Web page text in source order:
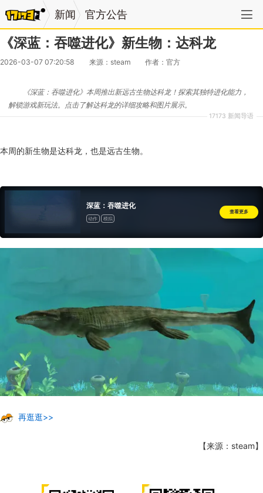
新闻 官方公告
《深蓝：吞噬进化》新生物：达科龙
2026-03-07 07:20:58 来源：steam 作者：官方
17173 新闻导语
《深蓝：吞噬进化》本周推出新远古生物达科龙！探索其独特进化能力，
解锁游戏新玩法。点击了解达科龙的详细攻略和图片展示。
本周的新生物是达科龙，也是远古生物。
深蓝：吞噬进化
动作 模拟
查看更多
再逛逛>>
【来源：steam】